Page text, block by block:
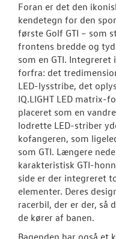
Foran er det den
kendetegn for den
første Golf GTI – som
frontens bredde og
som en GTI.
forfra: det
LED-lysstribe, det
IQ.LIGHT LED matrix-
placeret som en
lodrette LED-striber
kofangeren, som
som GTI. Længere
karakteristisk GTI-
side er der integreret
elementer. Deres
racerbil, der er der, så
de kører af banen.